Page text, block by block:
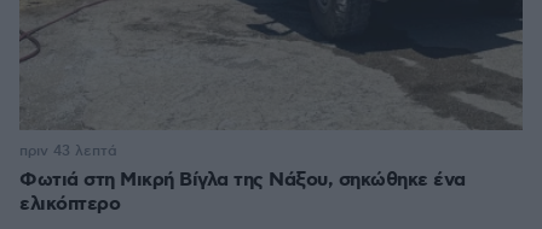
Φωτιά στη Μικρή Βίγλα της Νάξου, σηκώθηκε ένα
ελικόπτερο
πριν 43 λεπτά